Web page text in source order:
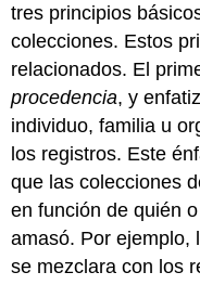
tres principios
colecciones. Estos
relacionados. El
procedencia, y
individuo, familia u
los registros. Este
que las colecciones
en función de quién
amasó. Por ejemplo,
se mezclara con los